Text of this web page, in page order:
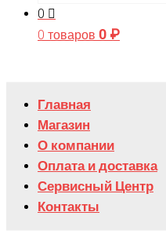
0
0 товаров 0 ₽
Главная
Магазин
О компании
Оплата и доставка
Сервисный Центр
Контакты